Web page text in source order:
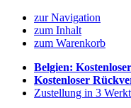
zur Navigation
zum Inhalt
zum Warenkorb
Belgien:
Kostenloser
Zustellung in 3